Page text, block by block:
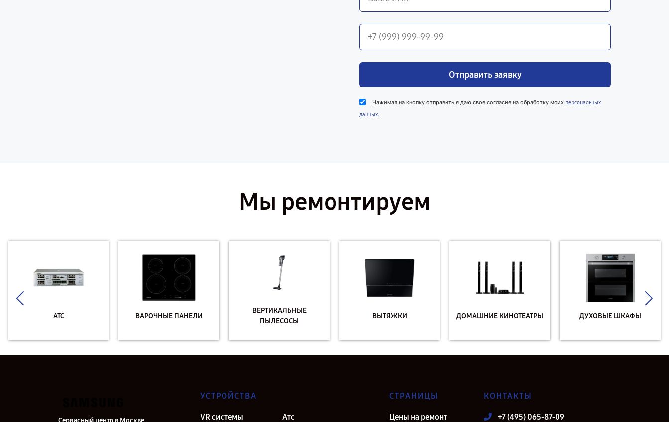
Отправить заявку
Нажимая на кнопку отправить я даю свое согласие на обработку моих персональных
данных.
Мы ремонтируем
АТС ВАРОЧНЫЕ ПАНЕЛИ
ВЕРТИКАЛЬНЫЕ
ПЫЛЕСОСЫ
ВЫТЯЖКИ ДОМАШНИЕ КИНОТЕАТРЫ ДУХОВЫЕ ШКАФЫ
Сервисный центр в Москве
УСТРОЙСТВА
VR системы Атс
СТРАНИЦЫ
Цены на ремонт
КОНТАКТЫ
+7 (495) 065-87-09